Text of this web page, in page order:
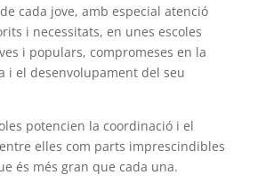
cada jove, amb especial atenció
i necessitats, en unes escoles
i populars, compromeses en la
i el desenvolupament del seu
potencien la coordinació i el
elles com parts imprescindibles
és més gran que cada una.